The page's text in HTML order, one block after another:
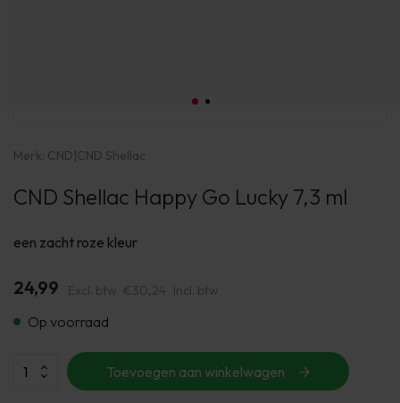
Merk: CND|CND Shellac
CND Shellac Happy Go Lucky 7,3 ml
een zacht roze kleur
24,99 Excl. btw €30,24 Incl. btw
Op voorraad
Toevoegen aan winkelwagen